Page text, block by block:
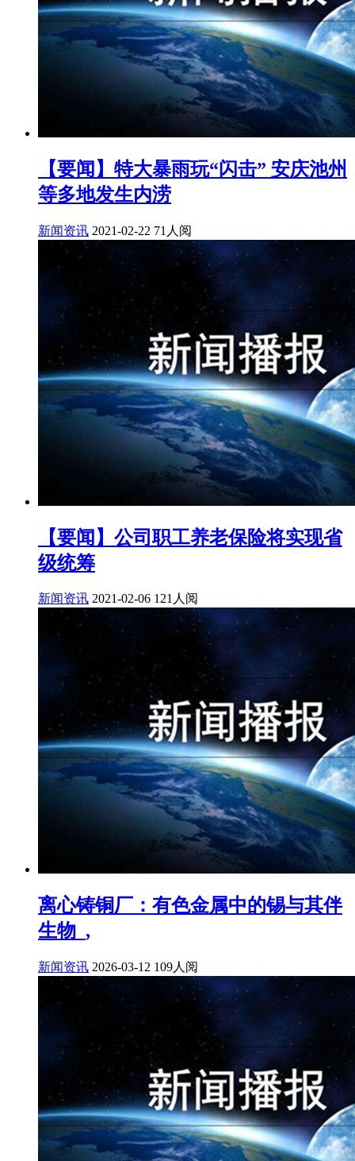
【要闻】特大暴雨玩“闪击” 安庆池州
等多地发生内涝
新闻资讯 2021-02-22 71人阅
【要闻】公司职工养老保险将实现省
级统筹
新闻资讯 2021-02-06 121人阅
离心铸铜厂：有色金属中的锡与其伴
生物_,
新闻资讯 2026-03-12 109人阅